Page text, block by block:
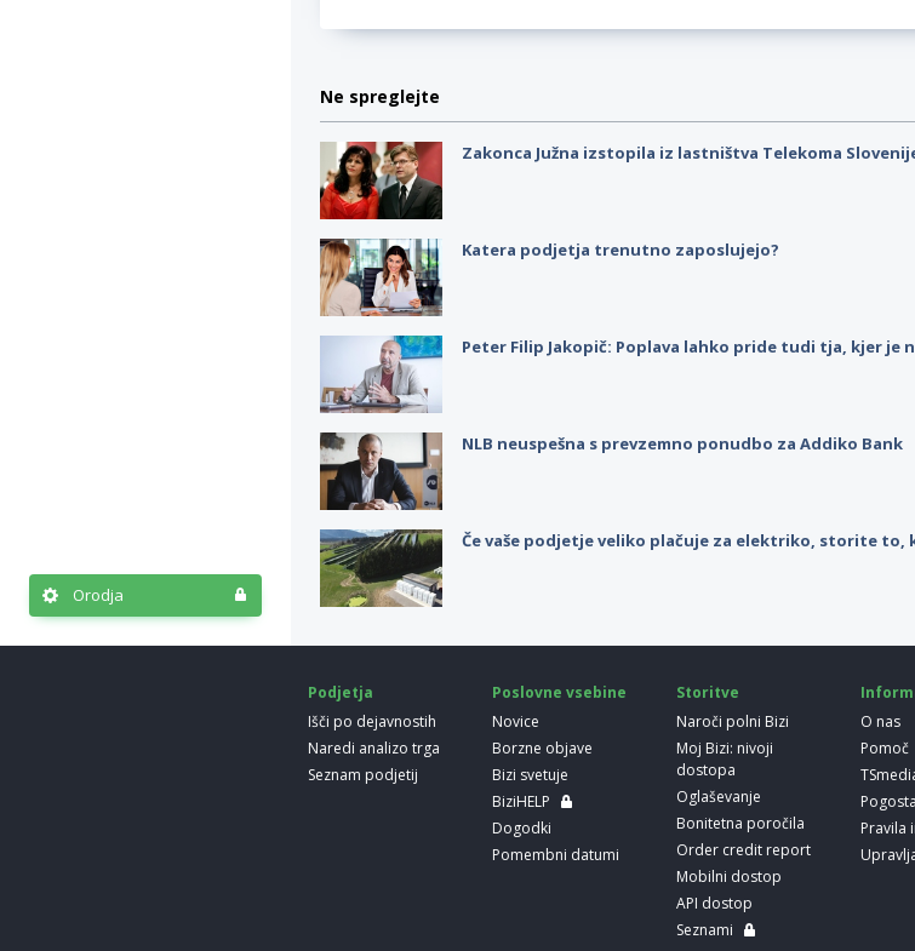
Orodja
Ne spreglejte
Zakonca Južna izstopila iz lastništva Telekoma
Katera podjetja trenutno zaposlujejo?
Peter Filip Jakopič: Poplava lahko pride tudi tja, kjer je
NLB neuspešna s prevzemno ponudbo za Addiko Bank
Če vaše podjetje veliko plačuje za elektriko, storite to,
Podjetja
Išči po dejavnostih
Naredi analizo trga
Seznam podjetij
Poslovne vsebine
Novice
Borzne objave
Bizi svetuje
BiziHELP
Dogodki
Pomembni datumi
Storitve
Naroči polni Bizi
Moj Bizi: nivoji
dostopa
Oglaševanje
Bonitetna poročila
Order credit report
Mobilni dostop
API dostop
Seznami
O nas
Pomoč
Pravila